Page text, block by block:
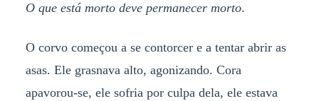
O que está morto deve permanecer morto.
O corvo começou a se contorcer e a tentar abrir as
asas. Ele grasnava alto, agonizando. Cora
apavorou-se, ele sofria por culpa dela, ele estava